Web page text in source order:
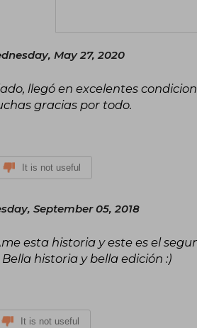
May 27, 2020
llegó en excelentes
gracias por todo.
It is not useful
September 05, 2018
esta historia y este es el
historia y bella edición :)
It is not useful